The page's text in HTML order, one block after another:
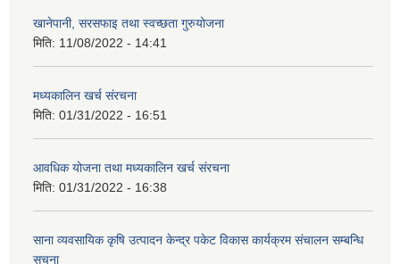
खानेपानी, सरसफाइ तथा स्वच्छता गुरुयोजना
मिति: 11/08/2022 - 14:41
मध्यकालिन खर्च संरचना
मिति: 01/31/2022 - 16:51
आवधिक योजना तथा मध्यकालिन खर्च संरचना
मिति: 01/31/2022 - 16:38
साना व्यवसायिक कृषि उत्पादन केन्द्र पकेट विकास कार्यक्रम संचालन सम्बन्धि
सुचना